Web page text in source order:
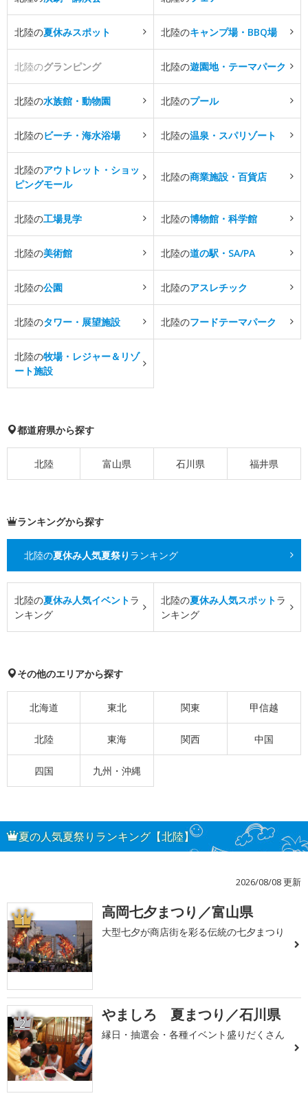
北陸の夏休みスポット 北陸のキャンプ場・BBQ場
北陸のグランピング 北陸の遊園地・テーマパーク
北陸の水族館・動物園 北陸のプール
北陸のビーチ・海水浴場 北陸の温泉・スパリゾート
北陸のアウトレット・ショッ
ピングモール
北陸の商業施設・百貨店
北陸の工場見学 北陸の博物館・科学館
北陸の美術館 北陸の道の駅・SA/PA
北陸の公園 北陸のアスレチック
北陸のタワー・展望施設 北陸のフードテーマパーク
北陸の牧場・レジャー＆リゾ
ート施設
都道府県から探す
北陸 富山県 石川県 福井県
ランキングから探す
北陸の夏休み人気夏祭り ランキング
北陸の夏休み人気イベントラ
ンキング
北陸の夏休み人気スポットラ
ンキング
その他のエリアから探す
北海道 東北 関東 甲信越
北陸 東海 関西 中国
四国 九州・沖縄
夏の人気夏祭りランキング【北陸】
2026/08/08 更新
1 高岡七夕まつり／富山県
大型七夕が商店街を彩る伝統の七夕まつり
2 やましろ 夏まつり／石川県
縁日・抽選会・各種イベント盛りだくさん